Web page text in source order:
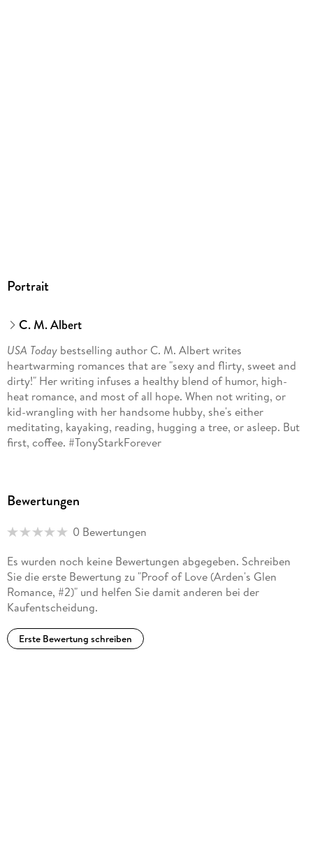
Portrait
C. M. Albert
USA Todaybestselling author C. M. Albert writes
heartwarming romances that are "sexy and flirty, sweet and
dirty!" Her writing infuses a healthy blend of humor, high-
heat romance, and most of all hope. When not writing, or
kid-wrangling with her handsome hubby, she's either
meditating, kayaking, reading, hugging a tree, or asleep. But
first, coffee. #TonyStarkForever
Join C. M. Albert online at:
Website: www. colleenalbert. com
Bewertungen
0 Bewertungen
Es wurden noch keine Bewertungen abgegeben. Schreiben
Sie die erste Bewertung zu "Proof of Love (Arden's Glen
Romance, #2)" und helfen Sie damit anderen bei der
Kaufentscheidung.
Erste Bewertung schreiben